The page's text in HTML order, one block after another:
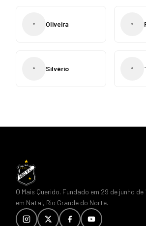
• Oliveira •
• Silvério •
O Mais Querido. Fundado em 29 de junho de
em Natal, Rio Grande do Norte.